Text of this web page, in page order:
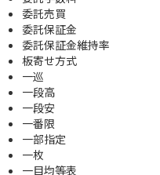
委託売買
委託保証金
委託保証金維持率
板寄せ方式
一巡
一段高
一段安
一番限
一部指定
一枚
一目均等表